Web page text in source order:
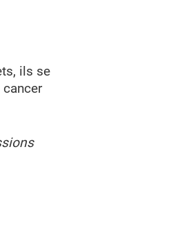
ils se